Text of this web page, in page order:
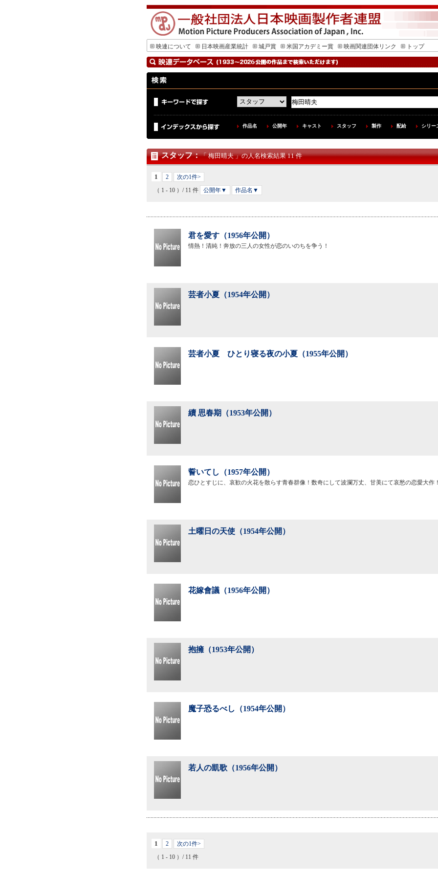
映連について 日本映画産業統計 城戸賞 米国アカデミー賞 映画関連団体リンク トップ
作品名 公開年 キャスト スタッフ 製作 配給 シリー
スタッフ：「 梅田晴夫 」の人名検索結果 11 件
1 2
次の1件>
（ 1 - 10 ）/ 11 件
公開年▼ 作品名▼
君を愛す（1956年公開）
情熱！清純！奔放の三人の女性が恋のいのちを争う！
芸者小夏（1954年公開）
芸者小夏 ひとり寝る夜の小夏（1955年公開）
續 思春期（1953年公開）
誓いてし（1957年公開）
恋ひとすじに、哀歓の火花を散らす青春群像！数奇にして波瀾万丈、甘美にて哀愁の恋愛大作
土曜日の天使（1954年公開）
花嫁會議（1956年公開）
抱擁（1953年公開）
魔子恐るべし（1954年公開）
若人の凱歌（1956年公開）
1 2
次の1件>
（ 1 - 10 ）/ 11 件